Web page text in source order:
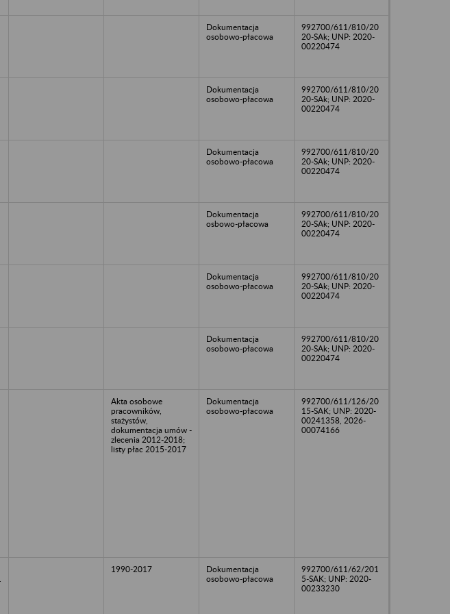
Dokumentacja
osobowo-płacowa
992700/611/810/20
20-SAk; UNP: 2020-
00220474
Dokumentacja
osobowo-płacowa
992700/611/810/20
20-SAk; UNP: 2020-
00220474
Dokumentacja
osobowo-płacowa
992700/611/810/20
20-SAk; UNP: 2020-
00220474
Dokumentacja
osbowo-płacowa
992700/611/810/20
20-SAk; UNP: 2020-
00220474
Dokumentacja
osobowo-płacowa
992700/611/810/20
20-SAk; UNP: 2020-
00220474
Dokumentacja
osobowo-płacowa
992700/611/810/20
20-SAk; UNP: 2020-
00220474
Akta osobowe
pracowników,
stażystów,
dokumentacja umów -
zlecenia 2012-2018;
listy płac 2015-2017
Dokumentacja
osobowo-płacowa
992700/611/126/20
15-SAK; UNP: 2020-
00241358, 2026-
00074166
1990-2017
Dokumentacja
osobowo-płacowa
992700/611/62/201
5-SAK; UNP: 2020-
00233230